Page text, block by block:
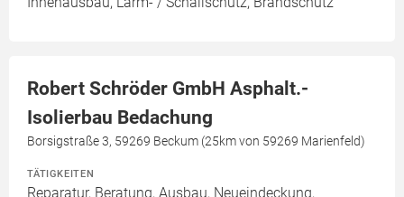
Robert Schröder GmbH Asphalt.-
Isolierbau Bedachung
Borsigstraße 3, 59269 Beckum (25km von 59269 Marienfeld)
TÄTIGKEITEN
Reparatur, Beratung, Ausbau, Neueindeckung,